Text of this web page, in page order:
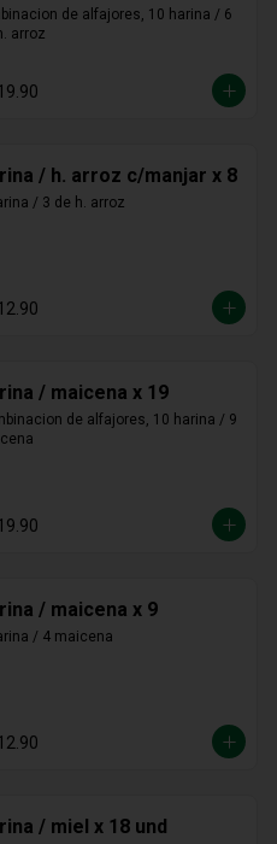
de alfajores, 10 harina / 6
arroz
/ h. arroz c/manjar x 8
/ 3 de h. arroz
/ maicena x 19
de alfajores, 10 harina / 9
/ maicena x 9
/ 4 maicena
/ miel x 18 und